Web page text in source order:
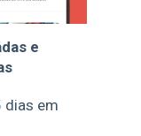
e
dias em